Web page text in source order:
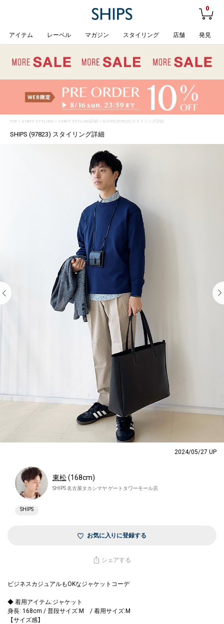
0
アイテム レーベル マガジン スタイリング 店舗 発見
TOP> STAFF STYLING> STAFF STYLING詳細 > SHIPS (97823) スタイリング詳細
SHIPS (97823) スタイリング詳細
2024/05/27 UP
東松(168cm)
SHIPS 名古屋タカシマヤ ゲートタワーモール店
SHIPS
お気に入りに登録する
シェアする
ビジネスカジュアルもOKなジャケットコーデ
◆ 着用アイテム:ジャケット
身長: 168cm / 普段サイズ:M / 着用サイズ:M
【サイズ感】